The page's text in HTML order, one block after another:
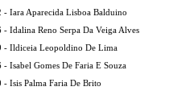
- Iara Aparecida Lisboa Balduino
- Idalina Reno Serpa Da Veiga Alves
- Ildiceia Leopoldino De Lima
- Isabel Gomes De Faria E Souza
- Isis Palma Faria De Brito